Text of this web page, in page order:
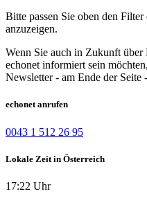
Bitte passen Sie oben den
anzuzeigen.
Wenn Sie auch in Zukunft
echonet informiert sein
Newsletter - am Ende der Seite
echonet anrufen
0043 1 512 26 95
Lokale Zeit in Österreich
17:22 Uhr